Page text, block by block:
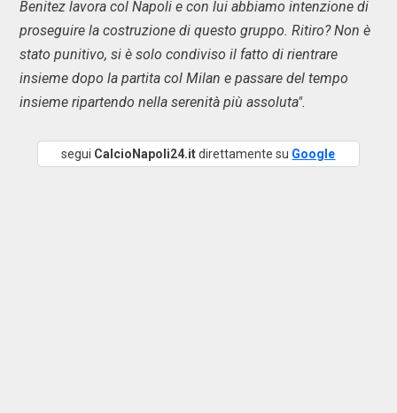
Benitez lavora col Napoli e con lui abbiamo intenzione di
proseguire la costruzione di questo gruppo. Ritiro? Non è
stato punitivo, si è solo condiviso il fatto di rientrare
insieme dopo la partita col Milan e passare del tempo
insieme ripartendo nella serenità più assoluta".
segui CalcioNapoli24.itdirettamente su Google